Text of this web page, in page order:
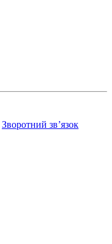
Зворотний зв’язок